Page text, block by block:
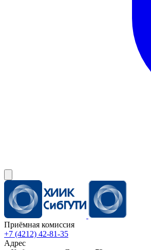
Приёмная комиссия
+7 (4212) 42-81-35
Адрес